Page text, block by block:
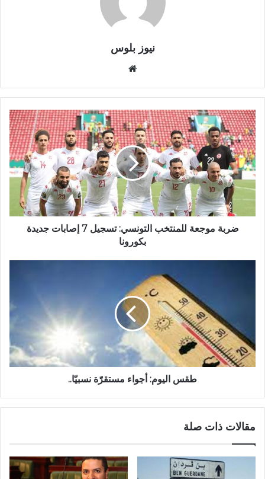
نيوز بلوس
ضربة موجعة للمنتخب التونسي: تسجيل 7 إصابات جديدة
بكورونا
طقس اليوم: أجواء مستقرّة نسبيّا..
مقالات ذات صلة